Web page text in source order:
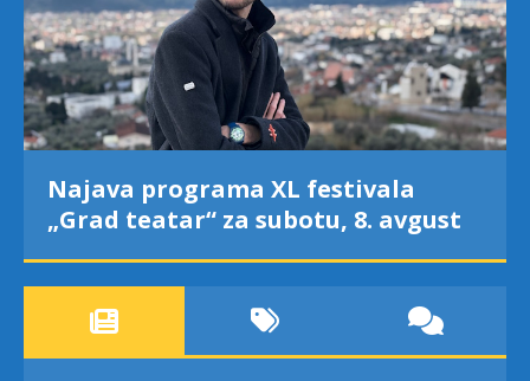
programa XL festivala
teatar“ za subotu, 8. avgust